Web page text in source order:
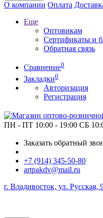
О компании Оплата
Еще
Оптовикам
Сертификаты и
Обратная связь
Сравнение0
Закладки0
Авторизация
Регистрация
ПН - ПТ 10:00 - 19:00 СБ
Заказать обратный
+7 (914) 345-50-80
artpakdv@mail.ru
г. Владивосток, ул. Русская,